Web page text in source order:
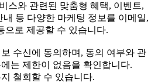
스와 관련된 맞춤형 혜택, 이벤트,
등 다양한 마케팅 정보를 이메일,
으로 제공할 수 있습니다.
수신에 동의하며, 동의 여부와 관
는 제한이 없음을 확인합니다.
철회할 수 있습니다.